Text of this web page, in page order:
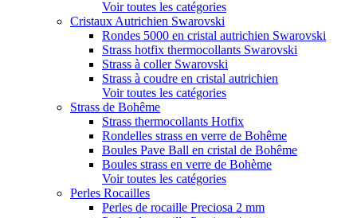
Voir toutes les catégories
Cristaux Autrichien Swarovski
Rondes 5000 en cristal autrichien Swarovski
Strass hotfix thermocollants Swarovski
Strass à coller Swarovski
Strass à coudre en cristal autrichien
Voir toutes les catégories
Strass de Bohême
Strass thermocollants Hotfix
Rondelles strass en verre de Bohême
Boules Pave Ball en cristal de Bohême
Boules strass en verre de Bohème
Voir toutes les catégories
Perles Rocailles
Perles de rocaille Preciosa 2 mm